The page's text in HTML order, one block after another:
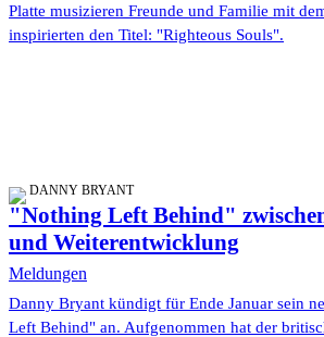
Platte musizieren Freunde und Familie mit
inspirierten den Titel: "Righteous Souls".
DANNY BRYANT
"Nothing Left Behind"
und Weiterentwicklung
Meldungen
Danny Bryant kündigt für Ende Januar sein
Left Behind" an. Aufgenommen hat der